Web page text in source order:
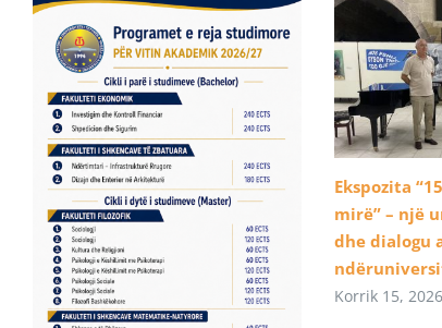
Ekspozita
mirë” – një
dhe dialogu
Korrik 15, 2026